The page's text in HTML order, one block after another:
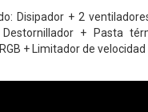
Disipador + 2
+ Pasta
+ Limitador de velocidad